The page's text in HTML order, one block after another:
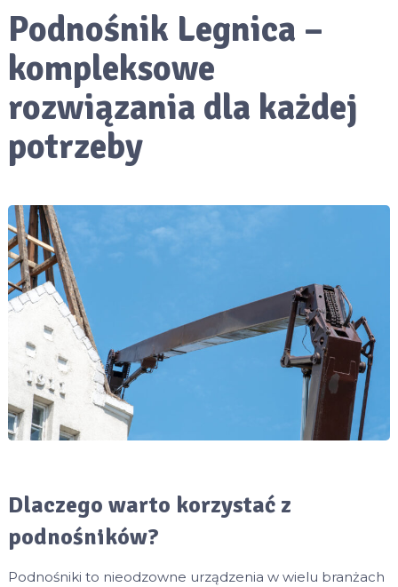
Podnośnik Legnica –
kompleksowe
rozwiązania dla każdej
potrzeby
Dlaczego warto korzystać z
podnośników?
Podnośniki to nieodzowne urządzenia w wielu branżach